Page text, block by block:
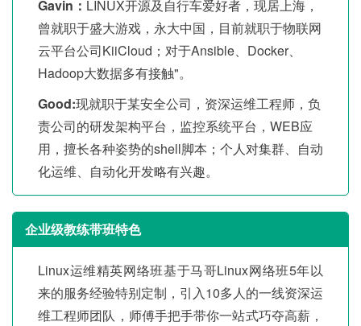
Gavin： LINUX开源及自行车爱好者，现居上海，
曾就职于盛大游戏，永大中国，目前就职于物联网
云平台公司KiiCloud；对于Ansible、Docker、
Hadoop大数据多有接触"。
Good:现就职于某安全公司，资深运维工程师，负
责公司的研发架构平台，监控系统平台，WEB应
用，擅长各种姿势的shell脚本；个人对集群、自动
化运维、自动化开发略有兴趣。
企业级教练带班特色
Linux运维精英网络班基于马哥Linux网络班5年以
来的服务经验特别定制，引入10多人的一线资深运
维工程师团队，师傅手把手带你一站式巧夺高薪，